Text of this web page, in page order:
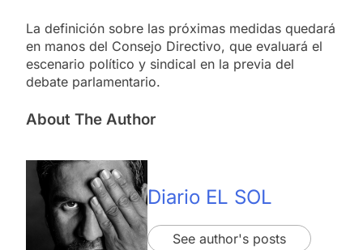
La definición sobre las próximas medidas quedará
en manos del Consejo Directivo, que evaluará el
escenario político y sindical en la previa del
debate parlamentario.
About The Author
Diario EL SOL
See author's posts